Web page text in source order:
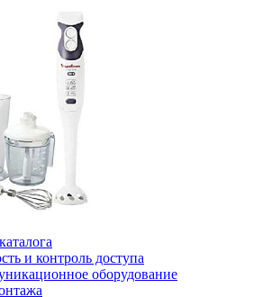
и контроль доступа
оборудование